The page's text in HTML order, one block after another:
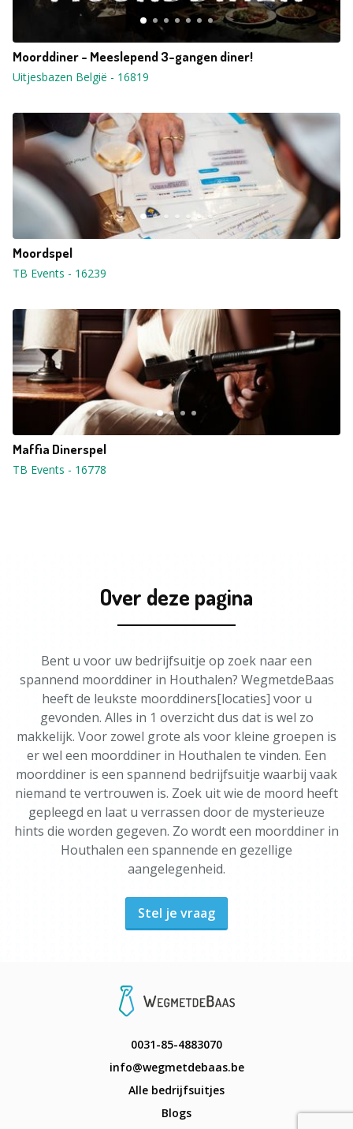
Moorddiner - Meeslepend 3-gangen diner!
Uitjesbazen België - 16819
Moordspel
TB Events - 16239
Maffia Dinerspel
TB Events - 16778
Over deze pagina
Bent u voor uw bedrijfsuitje op zoek naar een
spannend moorddiner in Houthalen? WegmetdeBaas
heeft de leukste moorddiners[locaties] voor u
gevonden. Alles in 1 overzicht dus dat is wel zo
makkelijk. Voor zowel grote als voor kleine groepen is
er wel een moorddiner in Houthalen te vinden. Een
moorddiner is een spannend bedrijfsuitje waarbij vaak
niemand te vertrouwen is. Zoek uit wie de moord heeft
gepleegd en laat u verrassen door de mysterieuze
hints die worden gegeven. Zo wordt een moorddiner in
Houthalen een spannende en gezellige
aangelegenheid.
Stel je vraag
0031-85-4883070
info@wegmetdebaas.be
Alle bedrijfsuitjes
Blogs